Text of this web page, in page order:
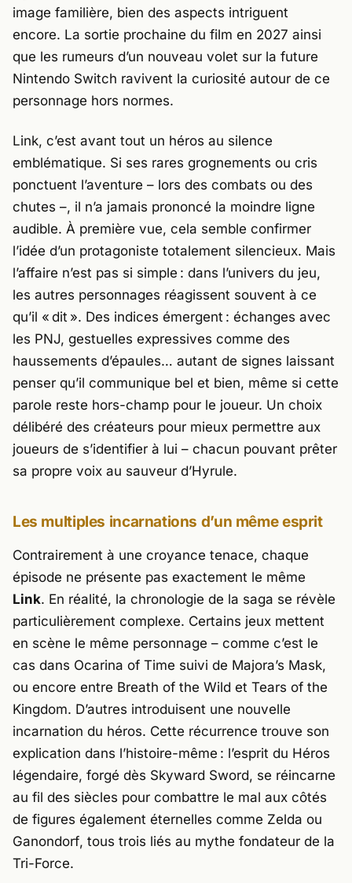
image familière, bien des aspects intriguent
encore. La sortie prochaine du film en 2027 ainsi
que les rumeurs d’un nouveau volet sur la future
Nintendo Switch ravivent la curiosité autour de ce
personnage hors normes.
Link, c’est avant tout un héros au silence
emblématique. Si ses rares grognements ou cris
ponctuent l’aventure – lors des combats ou des
chutes –, il n’a jamais prononcé la moindre ligne
audible. À première vue, cela semble confirmer
l’idée d’un protagoniste totalement silencieux. Mais
l’affaire n’est pas si simple : dans l’univers du jeu,
les autres personnages réagissent souvent à ce
qu’il « dit ». Des indices émergent : échanges avec
les PNJ, gestuelles expressives comme des
haussements d’épaules… autant de signes laissant
penser qu’il communique bel et bien, même si cette
parole reste hors-champ pour le joueur. Un choix
délibéré des créateurs pour mieux permettre aux
joueurs de s’identifier à lui – chacun pouvant prêter
sa propre voix au sauveur d’Hyrule.
Les multiples incarnations d’un même esprit
Contrairement à une croyance tenace, chaque
épisode ne présente pas exactement le même
Link. En réalité, la chronologie de la saga se révèle
particulièrement complexe. Certains jeux mettent
en scène le même personnage – comme c’est le
cas dans Ocarina of Time suivi de Majora’s Mask,
ou encore entre Breath of the Wild et Tears of the
Kingdom. D’autres introduisent une nouvelle
incarnation du héros. Cette récurrence trouve son
explication dans l’histoire-même : l’esprit du Héros
légendaire, forgé dès Skyward Sword, se réincarne
au fil des siècles pour combattre le mal aux côtés
de figures également éternelles comme Zelda ou
Ganondorf, tous trois liés au mythe fondateur de la
Tri-Force.